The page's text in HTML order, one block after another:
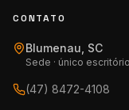
CONTATO
Blumenau, SC
Sede · único escritório
(47) 8472-4108